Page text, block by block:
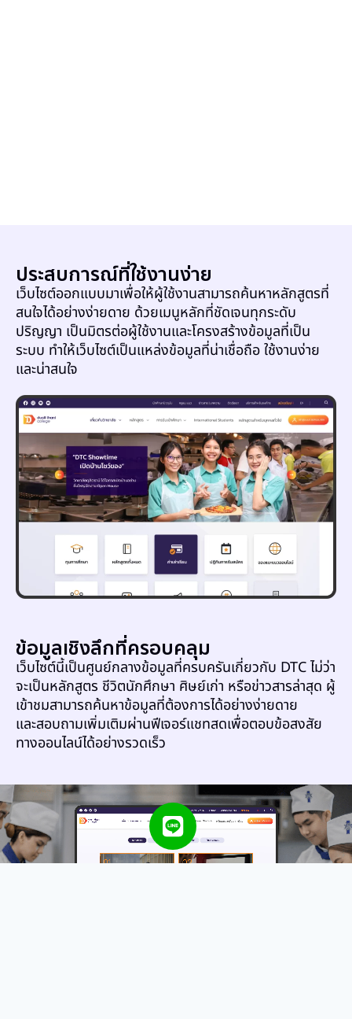
ประสบการณ์ที่ใช้งานง่าย
เว็บไซต์ออกแบบมาเพื่อให้ผู้ใช้งานสามารถค้นหาหลักสูตรที่
สนใจได้อย่างง่ายดาย ด้วยเมนูหลักที่ชัดเจนทุกระดับ
ปริญญา เป็นมิตรต่อผู้ใช้งานและโครงสร้างข้อมูลที่เป็น
ระบบ ทำให้เว็บไซต์เป็นแหล่งข้อมูลที่น่าเชื่อถือ ใช้งานง่าย
และน่าสนใจ
ข้อมูลเชิงลึกที่ครอบคลุม
เว็บไซต์นี้เป็นศูนย์กลางข้อมูลที่ครบครันเกี่ยวกับ DTC ไม่ว่า
จะเป็นหลักสูตร ชีวิตนักศึกษา ศิษย์เก่า หรือข่าวสารล่าสุด ผู้
เข้าชมสามารถค้นหาข้อมูลที่ต้องการได้อย่างง่ายดาย
และสอบถามเพิ่มเติมผ่านฟีเจอร์แชทสดเพื่อตอบข้อสงสัย
ทางออนไลน์ได้อย่างรวดเร็ว